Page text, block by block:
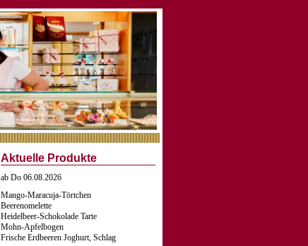
Aktuelle Produkte
ab Do 06.08.2026
Mango-Maracuja-Törtchen
Beerenomelette
Heidelbeer-Schokolade Tarte
Mohn-Apfelbogen
Frische Erdbeeren Joghurt, Schlag